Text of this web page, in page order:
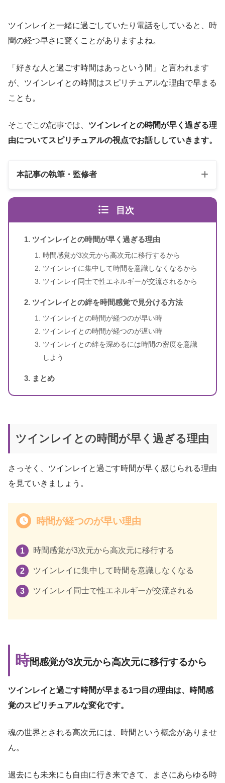
ツインレイと一緒に過ごしていたり電話をしていると、時
間の経つ早さに驚くことがありますよね。
「好きな人と過ごす時間はあっという間」と言われます
が、ツインレイとの時間はスピリチュアルな理由で早まる
ことも。
そこでこの記事では、 ツインレイとの時間が早く過ぎる理
由についてスピリチュアルの視点でお話ししていきます。
本記事の執筆・監修者
スピリカ （自己紹介はこちら）
目次
ツインレイとの時間が早く過ぎる理由
時間感覚が3次元から高次元に移行するから
ツインレイに集中して時間を意識しなくなるから
ツインレイ同士で性エネルギーが交流されるから
ツインレイとの絆を時間感覚で見分ける方法
ツインレイとの時間が経つのが早い時
ツインレイとの時間が経つのが遅い時
ツインレイとの絆を深めるには時間の密度を意識
しよう
まとめ
ツインレイとの時間が早く過ぎる理由
さっそく、ツインレイと過ごす時間が早く感じられる理由
を見ていきましょう。
時間が経つのが早い理由
時間感覚が3次元から高次元に移行する
ツインレイに集中して時間を意識しなくなる
ツインレイ同士で性エネルギーが交流される
時間感覚が3次元から高次元に移行するから
ツインレイと過ごす時間が早まる1つ目の理由は、時間感
覚のスピリチュアルな変化です。
魂の世界とされる高次元には、時間という概念がありませ
ん。
過去にも未来にも自由に行き来できて、まさにあらゆる時